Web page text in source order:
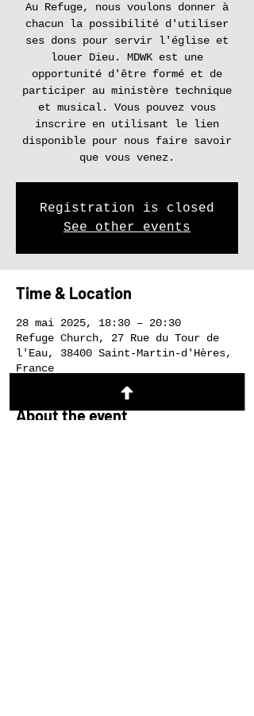
Au Refuge, nous voulons donner à
chacun la possibilité d'utiliser
ses dons pour servir l'église et
louer Dieu. MDWK est une
opportunité d'être formé et de
participer au ministère technique
et musical. Vous pouvez vous
inscrire en utilisant le lien
disponible pour nous faire savoir
que vous venez.
Registration is closed
See other events
Time & Location
28 mai 2025, 18:30 – 20:30
Refuge Church, 27 Rue du Tour de
l'Eau, 38400 Saint-Martin-d'Hères,
France
About the event